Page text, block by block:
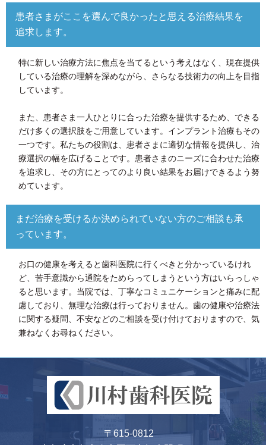
患者さまがここを選んで良かったと思える治療結果を
追求します。
特に新しい治療方法に焦点を当てるという考えはなく、現在提供
している治療の理解を深めながら、さらなる技術力の向上を目指
しています。
また、患者さま一人ひとりに合った治療を提供するため、できる
だけ多くの選択肢をご用意しています。インプラント治療もその
一つです。私たちの役割は、患者さまに適切な情報を提供し、治
療選択の幅を広げることです。患者さまのニーズに合わせた治療
を追求し、その方にとってのより良い結果をお届けできるよう努
めています。
まだ治療を受けるか決められていない方のご相談も承
っています。
お口の健康を考えると歯科医院に行くべきと分かっているけれ
ど、苦手意識から通院をためらってしまうという方はいらっしゃ
ると思います。当院では、丁寧なコミュニケーションと痛みに配
慮しており、無理な治療は行っておりません。歯の健康や治療法
に関する疑問、不安などのご相談を受け付けておりますので、気
兼ねなくお尋ねください。
〒615-0812